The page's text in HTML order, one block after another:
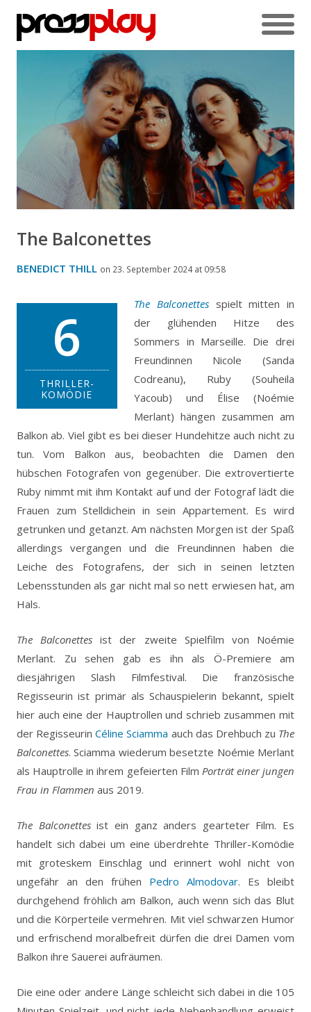
The Balconettes
BENEDICT THILL on 23. September 2024 at 09:58
6
THRILLER-
KOMÖDIE
The Balconettesspielt mitten in
der glühenden Hitze des
Sommers in Marseille. Die drei
Freundinnen Nicole (Sanda
Codreanu), Ruby (Souheila
Yacoub) und Élise (Noémie
Merlant) hängen zusammen am
Balkon ab. Viel gibt es bei dieser Hundehitze auch nicht zu
tun. Vom Balkon aus, beobachten die Damen den
hübschen Fotografen von gegenüber. Die extrovertierte
Ruby nimmt mit ihm Kontakt auf und der Fotograf lädt die
Frauen zum Stelldichein in sein Appartement. Es wird
getrunken und getanzt. Am nächsten Morgen ist der Spaß
allerdings vergangen und die Freundinnen haben die
Leiche des Fotografens, der sich in seinen letzten
Lebensstunden als gar nicht mal so nett erwiesen hat, am
Hals.
The Balconettes ist der zweite Spielfilm von Noémie
Merlant. Zu sehen gab es ihn als Ö-Premiere am
diesjährigen Slash Filmfestival. Die französische
Regisseurin ist primär als Schauspielerin bekannt, spielt
hier auch eine der Hauptrollen und schrieb zusammen mit
der RegisseurinCéline Sciamma auch das Drehbuch zu The
Balconettes. Sciamma wiederum besetzte Noémie Merlant
als Hauptrolle in ihrem gefeierten Film Porträt einer jungen
Frau in Flammen aus 2019.
The Balconettesist ein ganz anders gearteter Film. Es
handelt sich dabei um eine überdrehte Thriller-Komödie
mit groteskem Einschlag und erinnert wohl nicht von
ungefähr an den frühen Pedro Almodovar. Es bleibt
durchgehend fröhlich am Balkon, auch wenn sich das Blut
und die Körperteile vermehren. Mit viel schwarzen Humor
und erfrischend moralbefreit dürfen die drei Damen vom
Balkon ihre Sauerei aufräumen.
Die eine oder andere Länge schleicht sich dabei in die 105